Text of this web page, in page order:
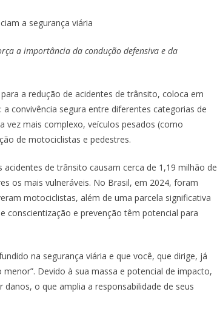
a segurança viária
a importância da condução defensiva e da
a redução de acidentes de trânsito, coloca em
convivência segura entre diferentes categorias de
vez mais complexo, veículos pesados (como
de motociclistas e pedestres.
de trânsito causam cerca de 1,19 milhão de
os mais vulneráveis. No Brasil, em 2024, foram
motociclistas, além de uma parcela significativa
conscientização e prevenção têm potencial para
na segurança viária e que você, que dirige, já
Devido à sua massa e potencial de impacto,
o que amplia a responsabilidade de seus